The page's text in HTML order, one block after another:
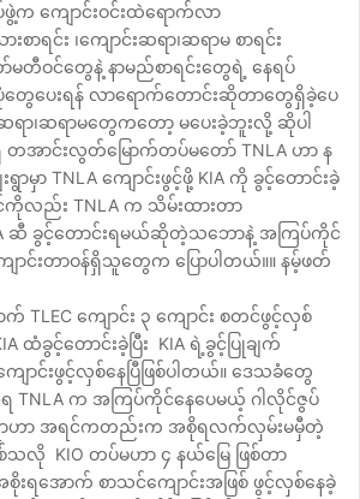
ဖွဲ့က ကျောင်းဝင်းထဲရောက်လာ
ားစာရင်း ၊ကျောင်းဆရာ၊ဆရာမ စာရင်း
ာ်မတီဝင်တွေနဲ့ နာမည်စာရင်းတွေရဲ့ နေရပ်
တွေပေးရန် လာရောက်တောင်းဆိုတာတွေရှိခဲ့ပေ
ရာ၊ဆရာမတွေကတော့ မပေးခဲ့ဘူးလို့ ဆိုပါ
ာင်းလွတ်မြောက်တပ်မတော် TNLA ဟာ န
ာမှာ TNLA ကျောင်းဖွင့်ဖို့ KIA ကို ခွင့်တောင်းခဲ့
ည်း TNLA က သိမ်းထားတာ
ဆီ ခွင့်တောင်းရမယ်ဆိုတဲ့သဘောနဲ့ အကြပ်ကိုင်
င်းတာဝန်ရှိသူတွေက ပြောပါတယ်။။ နမ့်ဖတ်
က် TLEC ကျောင်း ၃ ကျောင်း စတင်ဖွင့်လှစ်
ထံခွင့်တောင်းခဲ့ပြီး KIA ရဲ့ခွင့်ပြုချက်
ျောင်းဖွင့်လှစ်နေပြီဖြစ်ပါတယ်။ ဒေသခံတွေ
ရ TNLA က အကြပ်ကိုင်နေပေမယ့် ဂါလိုင်ဇွပ်
ရွာဟာ အရင်ကတည်းက အစိုရလက်လှမ်းမမှီတဲ့
သလို KIO တပ်မဟာ ၄ နယ်မြေ ဖြစ်တာ
စိုးရအောက် စာသင်ကျောင်းအဖြစ် ဖွင့်လှစ်နေခဲ့